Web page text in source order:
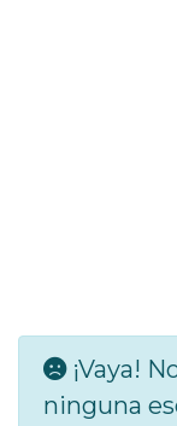
¡Vaya!
ninguna